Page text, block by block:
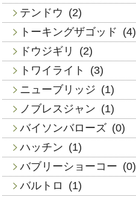
テンドウ (2)
トーキングザゴッド (4)
ドウジギリ
(2)
トワイライト
(3)
ニューブリッジ (1)
ノブレスジャン (1)
バイソンバローズ (0)
ハッチン (1)
バブリーショーコー (0)
バルトロ
(1)